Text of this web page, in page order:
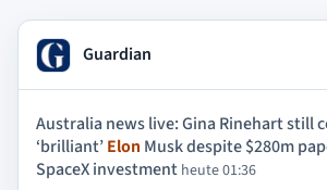
Guardian
Australia news live: Gina Rinehart still
‘brilliant’Elon Musk despite $280m
SpaceX investment heute 01:36